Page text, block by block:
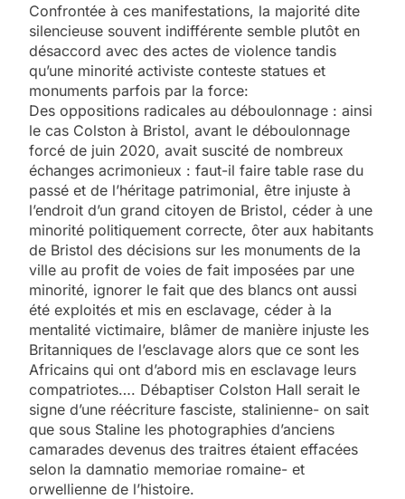
Confrontée à ces manifestations, la majorité dite
silencieuse souvent indifférente semble plutôt en
désaccord avec des actes de violence tandis
qu’une minorité activiste conteste statues et
monuments parfois par la force:
Des oppositions radicales au déboulonnage : ainsi
le cas Colston à Bristol, avant le déboulonnage
forcé de juin 2020, avait suscité de nombreux
échanges acrimonieux : faut-il faire table rase du
passé et de l’héritage patrimonial, être injuste à
l’endroit d’un grand citoyen de Bristol, céder à une
minorité politiquement correcte, ôter aux habitants
de Bristol des décisions sur les monuments de la
ville au profit de voies de fait imposées par une
minorité, ignorer le fait que des blancs ont aussi
été exploités et mis en esclavage, céder à la
mentalité victimaire, blâmer de manière injuste les
Britanniques de l’esclavage alors que ce sont les
Africains qui ont d’abord mis en esclavage leurs
compatriotes…. Débaptiser Colston Hall serait le
signe d’une réécriture fasciste, stalinienne- on sait
que sous Staline les photographies d’anciens
camarades devenus des traitres étaient effacées
selon la damnatio memoriae romaine- et
orwellienne de l’histoire.